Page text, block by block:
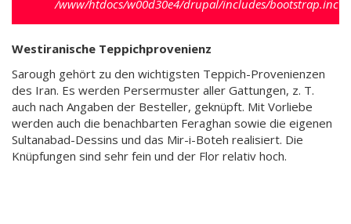
/www/htdocs/w00d30e4/drupal/includes/bootstrap.inc).
Westiranische Teppichprovenienz
Sarough gehört zu den wichtigsten Teppich-Provenienzen
des Iran. Es werden Persermuster aller Gattungen, z. T.
auch nach Angaben der Besteller, geknüpft. Mit Vorliebe
werden auch die benachbarten Feraghan sowie die eigenen
Sultanabad-Dessins und das Mir-i-Boteh realisiert. Die
Knüpfungen sind sehr fein und der Flor relativ hoch.